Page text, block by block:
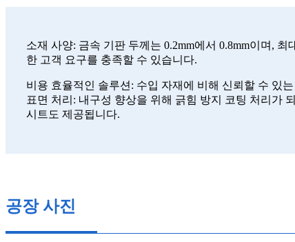
소재 사양: 금속 기판 두께는 0.2mm에서 0.8mm이며,
한 고객 요구를 충족할 수 있습니다.
비용 효율적인 솔루션: 수입 자재에 비해 신뢰할 수 있
표면 처리: 내구성 향상을 위해 긁힘 방지 코팅 처리가
시트도 제공됩니다.
공장 사진